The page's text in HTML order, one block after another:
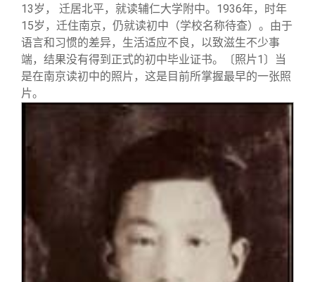
13岁， 迁居北平，就读辅仁大学附中。1936年，时年
15岁，迁住南京，仍就读初中（学校名称待查）。由于
语言和习惯的差异，生活适应不良，以致滋生不少事
端，结果没有得到正式的初中毕业证书。〔照片1〕当
是在南京读初中的照片，这是目前所掌握最早的一张照
片。